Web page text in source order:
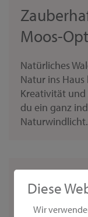
Diese
Wir
Moos-
Natürliches
Natur ins Haus
Kreativität und
du ein ganz
Naturlook